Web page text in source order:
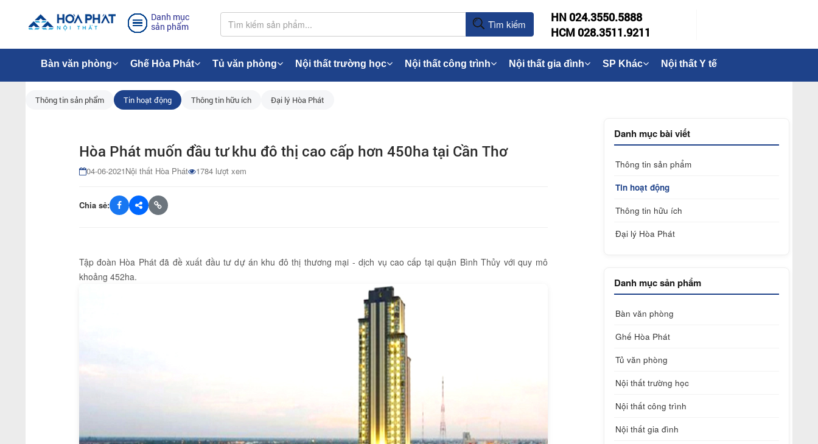
Danh mục
sản phẩm
Tìm kiếm
HN 024.3550.5888
HCM 028.3511.9211
Bàn văn phòng Ghế Hòa Phát Tủ văn phòng Nội thất trường học Nội thất công trình Nội thất gia đình SP Khác Nội thất Y tế
Thông tin sản phẩm Tin hoạt động Thông tin hữu ích Đại lý Hòa Phát
Hòa Phát muốn đầu tư khu đô thị cao cấp hơn 450ha tại Cần Thơ
04-06-2021Nội thất Hòa Phát 1784 lượt xem
Chia sẻ:
Tập đoàn Hòa Phát đã đề xuất đầu tư dự án khu đô thị thương mại - dịch vụ cao cấp tại quận Bình Thủy với quy mô
khoảng 452ha.
Danh mục bài viết
Thông tin sản phẩm
Tin hoạt động
Thông tin hữu ích
Đại lý Hòa Phát
Danh mục sản phẩm
Bàn văn phòng
Ghế Hòa Phát
Tủ văn phòng
Nội thất trường học
Nội thất công trình
Nội thất gia đình